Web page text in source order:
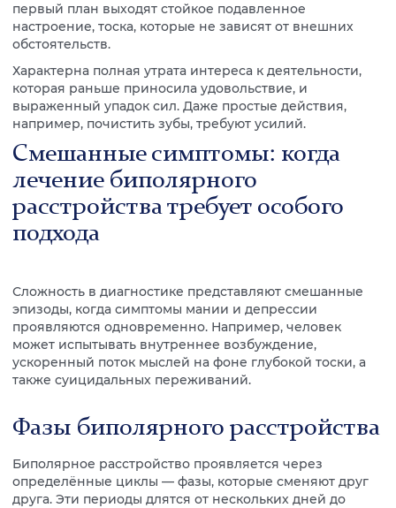
первый план выходят стойкое подавленное
настроение, тоска, которые не зависят от внешних
обстоятельств.
Характерна полная утрата интереса к деятельности,
которая раньше приносила удовольствие, и
выраженный упадок сил. Даже простые действия,
например, почистить зубы, требуют усилий.
Смешанные симптомы: когда
лечение биполярного
расстройства требует особого
подхода
Сложность в диагностике представляют смешанные
эпизоды, когда симптомы мании и депрессии
проявляются одновременно. Например, человек
может испытывать внутреннее возбуждение,
ускоренный поток мыслей на фоне глубокой тоски, а
также суицидальных переживаний.
Фазы биполярного расстройства
Биполярное расстройство проявляется через
определённые циклы — фазы, которые сменяют друг
друга. Эти периоды длятся от нескольких дней до